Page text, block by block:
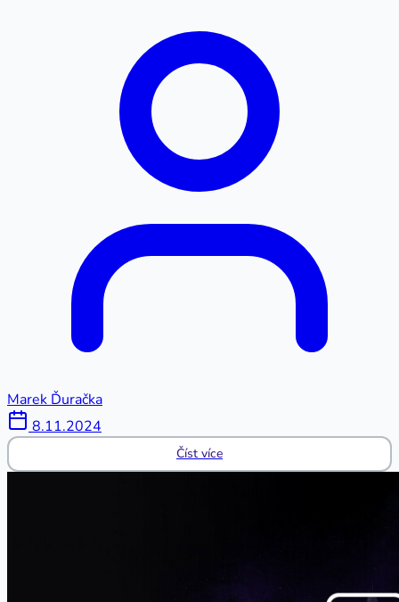
Marek Ďuračka
8.11.2024
Číst více